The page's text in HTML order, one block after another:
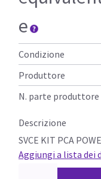
e
Condizione
Produttore
N. parte produttore
Descrizione
SVCE KIT PCA
Aggiungi a lista dei